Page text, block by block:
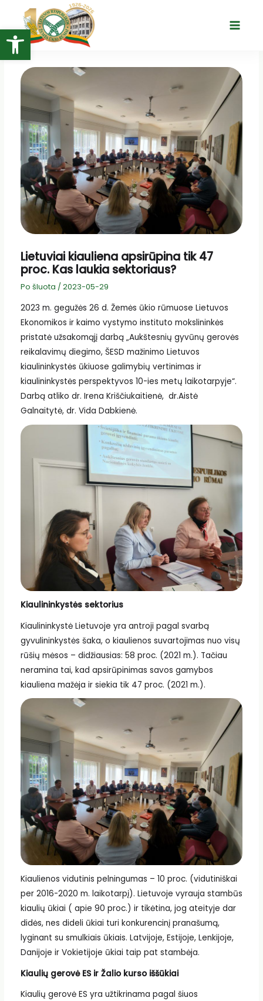
Open toolbar
turinio
Main
Lietuviai kiauliena apsirūpina tik 47
proc. Kas laukia sektoriaus?
Po šluota / 2023-05-29
2023 m. gegužės 26 d. Žemės ūkio rūmuose Lietuvos
Ekonomikos ir kaimo vystymo instituto mokslininkės
pristatė užsakomąjį darbą „Aukštesnių gyvūnų gerovės
reikalavimų diegimo, ŠESD mažinimo Lietuvos
kiaulininkystės ūkiuose galimybių vertinimas ir
kiaulininkystės perspektyvos 10-ies metų laikotarpyje“.
Darbą atliko dr. Irena Kriščiukaitienė, dr.Aistė
Galnaitytė, dr. Vida Dabkienė.
Kiaulininkystės sektorius
Kiaulininkystė Lietuvoje yra antroji pagal svarbą
gyvulininkystės šaka, o kiaulienos suvartojimas nuo visų
rūšių mėsos – didžiausias: 58 proc. (2021 m.). Tačiau
neramina tai, kad apsirūpinimas savos gamybos
kiauliena mažėja ir siekia tik 47 proc. (2021 m.).
Kiaulienos vidutinis pelningumas – 10 proc. (vidutiniškai
per 2016-2020 m. laikotarpį). Lietuvoje vyrauja stambūs
kiaulių ūkiai ( apie 90 proc.) ir tikėtina, jog ateityje dar
didės, nes dideli ūkiai turi konkurencinį pranašumą,
lyginant su smulkiais ūkiais. Latvijoje, Estijoje, Lenkijoje,
Danijoje ir Vokietijoje ūkiai taip pat stambėja.
Kiaulių gerovė ES ir Žalio kurso iššūkiai
Kiaulių gerovė ES yra užtikrinama pagal šiuos